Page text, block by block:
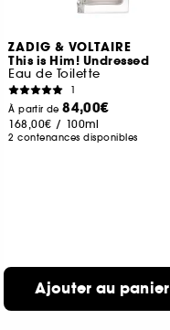
ZADIG & VOLTAIRE
This is Him! Undressed
Eau de Toilette
1
À partir de84,00€
168,00€ / 100ml
2 contenances disponibles
Ajouter au panier